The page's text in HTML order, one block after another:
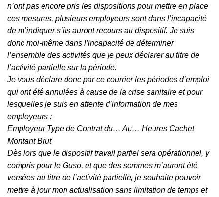
n’ont pas encore pris les dispositions pour mettre en place
ces mesures, plusieurs employeurs sont dans l’incapacité
de m’indiquer s’ils auront recours au dispositif. Je suis
donc moi-même dans l’incapacité de déterminer
l’ensemble des activités que je peux déclarer au titre de
l’activité partielle sur la période.
Je vous déclare donc par ce courrier les périodes d’emploi
qui ont été annulées à cause de la crise sanitaire et pour
lesquelles je suis en attente d’information de mes
employeurs :
Employeur Type de Contrat du… Au… Heures Cachet
Montant Brut
Dès lors que le dispositif travail partiel sera opérationnel, y
compris pour le Guso, et que des sommes m’auront été
versées au titre de l’activité partielle, je souhaite pouvoir
mettre à jour mon actualisation sans limitation de temps et